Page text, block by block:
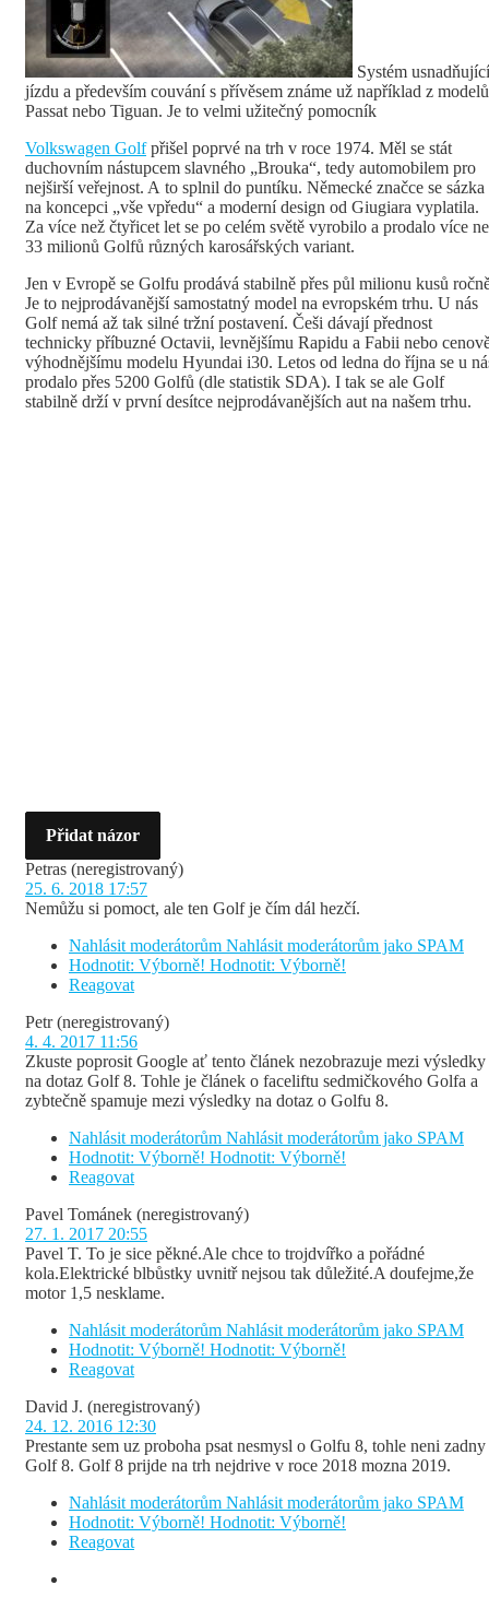
Systém usnadňující
jízdu a především couvání s přívěsem známe už například z modelů
Passat nebo Tiguan. Je to velmi užitečný pomocník
Volkswagen Golfpřišel poprvé na trh v roce 1974. Měl se stát
duchovním nástupcem slavného „Brouka“, tedy automobilem pro
nejširší veřejnost. A to splnil do puntíku. Německé značce se sázka
na koncepci „vše vpředu“ a moderní design od Giugiara vyplatila.
Za více než čtyřicet let se po celém světě vyrobilo a prodalo více
33 milionů Golfů různých karosářských variant.
Jen v Evropě se Golfu prodává stabilně přes půl milionu kusů
Je to nejprodávanější samostatný model na evropském trhu. U nás
Golf nemá až tak silné tržní postavení. Češi dávají přednost
technicky příbuzné Octavii, levnějšímu Rapidu a Fabii nebo
výhodnějšímu modelu Hyundai i30. Letos od ledna do října se u
prodalo přes 5200 Golfů (dle statistik SDA). I tak se ale Golf
stabilně drží v první desítce nejprodávanějších aut na našem trhu.
Přidat názor
Petras (neregistrovaný)
25. 6. 2018 17:57
Nemůžu si pomoct, ale ten Golf je čím dál hezčí.
Nahlásit moderátorům Nahlásit moderátorům jako SPAM
Hodnotit: Výborně! Hodnotit: Výborně!
Reagovat
Petr (neregistrovaný)
4. 4. 2017 11:56
Zkuste poprosit Google ať tento článek nezobrazuje mezi výsledky
na dotaz Golf 8. Tohle je článek o faceliftu sedmičkového Golfa a
zybtečně spamuje mezi výsledky na dotaz o Golfu 8.
Nahlásit moderátorům Nahlásit moderátorům jako SPAM
Hodnotit: Výborně! Hodnotit: Výborně!
Reagovat
Pavel Tománek (neregistrovaný)
27. 1. 2017 20:55
Pavel T. To je sice pěkné.Ale chce to trojdvířko a pořádné
kola.Elektrické blbůstky uvnitř nejsou tak důležité.A doufejme,že
motor 1,5 nesklame.
Nahlásit moderátorům Nahlásit moderátorům jako SPAM
Hodnotit: Výborně! Hodnotit: Výborně!
Reagovat
David J. (neregistrovaný)
24. 12. 2016 12:30
Prestante sem uz proboha psat nesmysl o Golfu 8, tohle neni zadny
Golf 8. Golf 8 prijde na trh nejdrive v roce 2018 mozna 2019.
Nahlásit moderátorům Nahlásit moderátorům jako SPAM
Hodnotit: Výborně! Hodnotit: Výborně!
Reagovat